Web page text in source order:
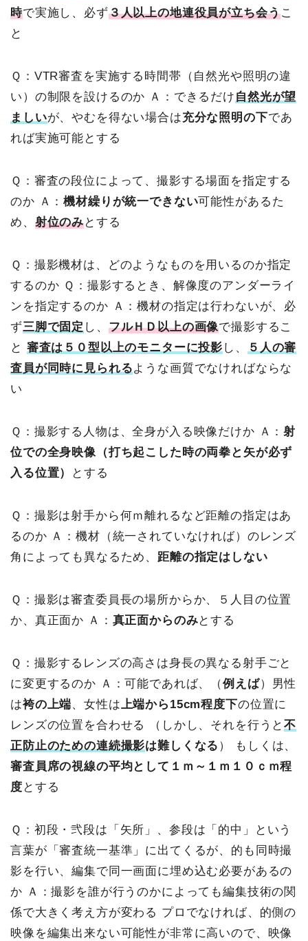
時で実施し、必ず３人以上の地連役員が立ち会うこ
と
Ｑ：VTR審査を実施する時間帯（自然光や照明の違
い）の制限を設けるのか Ａ：できるだけ 自然光が望
ましいが、やむを得ない場合は充分な照明の下であ
れば実施可能とする
Ｑ：審査の段位によって、撮影する場面を指定する
のか Ａ：機材繰りが統一できない可能性があるた
め、 射位のみとする
Ｑ：撮影機材は、どのようなものを用いるのか指定
するのか Ｑ：撮影するとき、解像度のアンダーライ
ンを指定するのか Ａ：機材の指定は行わないが、必
ず三脚で固定 し、 フルＨＤ以上の画像で撮影するこ
と 審査は５０型以上のモニターに投影 し、
５人の審
査員が同時に見られるような画質でなければならな
い
Ｑ：撮影する人物は、全身が入る映像だけか Ａ：射
位での全身映像（打ち起こした時の両拳と矢が必ず
入る位置）
とする
Ｑ：撮影は射手から何ｍ離れるなど距離の指定はあ
るのか Ａ：機材（統一されていなければ）のレンズ
角によっても異なるため、 距離の指定はしない
Ｑ：撮影は審査委員長の場所からか、５人目の位置
か、真正面か Ａ： 真正面からのみとする
Ｑ：撮影するレンズの高さは身長の異なる射手ごと
に変更するのか Ａ：可能であれば、（例えば）男性
は袴の上端、女性は上端から15cm程度下の位置に
レンズの位置を合わせる
（しかし、それを行うと不
正防止のための連続撮影は難しくなる ）
もしくは、
審査員席の視線の平均として１ｍ～１ｍ１０ｃｍ程
度 とする
Ｑ：初段・弐段は「矢所」、参段は「的中」という
言葉が「審査統一基準」に出てくるが、的も同時撮
影を行い、編集で同一画面に埋め込む必要があるの
か Ａ：撮影を誰が行うのかによっても編集技術の関
係で大きく考え方が変わる プロでなければ、的側の
映像を編集出来ない可能性が非常に高いので、映像